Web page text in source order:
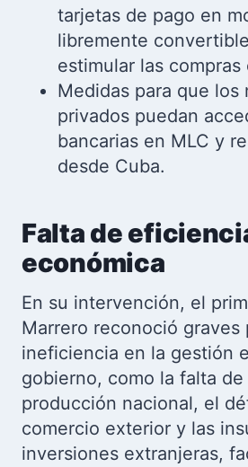
tarjetas de pago en
libremente
estimular las compras
Medidas para que los
privados puedan
bancarias en MLC y
desde Cuba.
Falta de
económica
En su intervención, el
Marrero reconoció graves
ineficiencia en la gestión
gobierno, como la falta
producción nacional, el
comercio exterior y las
inversiones extranjeras,